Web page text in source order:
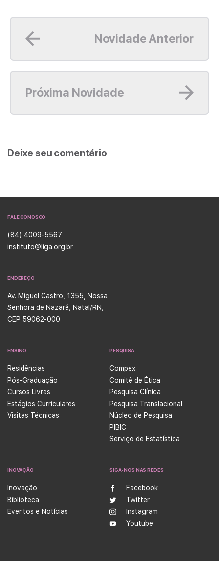
Novidade Anterior
Próxima Novidade
Deixe seu comentário
FALE CONOSCO
(84) 4009-5567
instituto@liga.org.br
ENDEREÇO
Av. Miguel Castro, 1355, Nossa
Senhora de Nazaré, Natal/RN,
CEP 59062-000
ENSINO
Residências
Pós-Graduação
Cursos Livres
Estágios Curriculares
Visitas Técnicas
PESQUISA
Compex
Comitê de Ética
Pesquisa Clínica
Pesquisa Translacional
Núcleo de Pesquisa
PIBIC
Serviço de Estatística
INOVAÇÃO
Inovação
Biblioteca
Eventos e Notícias
SIGA-NOS NAS REDES
Facebook
Twitter
Instagram
Youtube